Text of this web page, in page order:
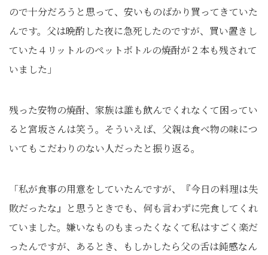
ので十分だろうと思って、安いものばかり買ってきていた
んです。父は晩酌した夜に急死したのですが、買い置きし
ていた４リットルのペットボトルの焼酎が２本も残されて
いました」
残った安物の焼酎、家族は誰も飲んでくれなくて困ってい
ると宮坂さんは笑う。そういえば、父親は食べ物の味につ
いてもこだわりのない人だったと振り返る。
「私が食事の用意をしていたんですが、『今日の料理は失
敗だったな』と思うときでも、何も言わずに完食してくれ
ていました。嫌いなものもまったくなくて私はすごく楽だ
ったんですが、あるとき、もしかしたら父の舌は鈍感なん